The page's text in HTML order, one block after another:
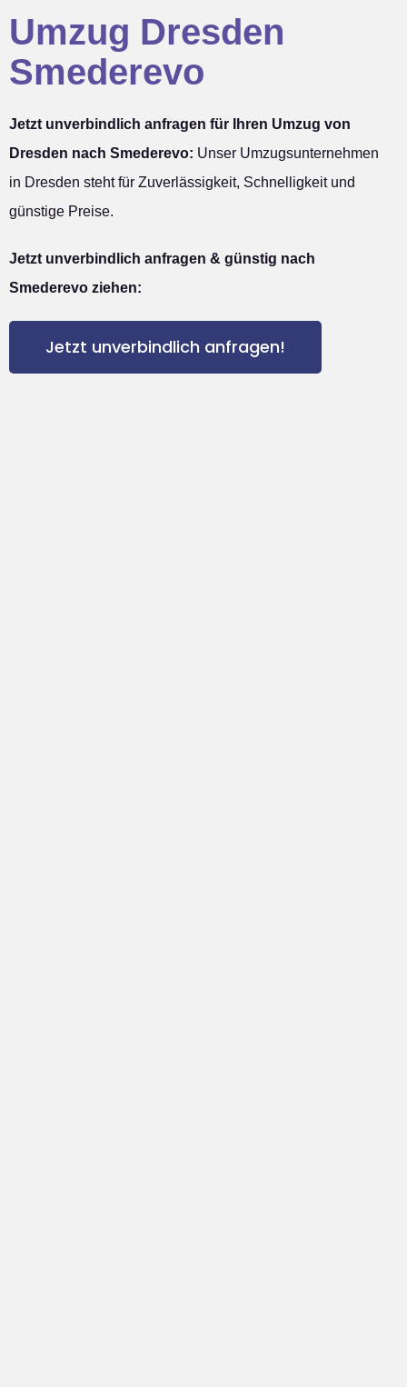
Umzug Dresden
Smederevo
Jetzt unverbindlich anfragen für Ihren Umzug von
Dresden nach Smederevo: Unser Umzugsunternehmen
in Dresden steht für Zuverlässigkeit, Schnelligkeit und
günstige Preise.
Jetzt unverbindlich anfragen & günstig nach
Smederevo ziehen:
Jetzt unverbindlich anfragen!